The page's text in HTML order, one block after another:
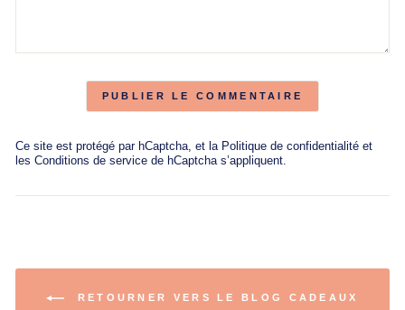
PUBLIER LE COMMENTAIRE
Ce site est protégé par hCaptcha, et la Politique de confidentialité et
les Conditions de service de hCaptcha s’appliquent.
RETOURNER VERS LE BLOG CADEAUX